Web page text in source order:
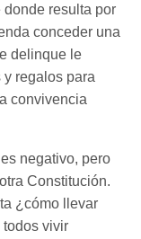
resulta por
conceder una
delinque le
regalos para
convivencia
negativo, pero
Constitución.
¿cómo llevar
todos vivir